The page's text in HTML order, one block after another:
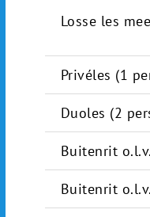
Losse les
Privéles (1
Duoles (2
Buitenrit
Buitenrit